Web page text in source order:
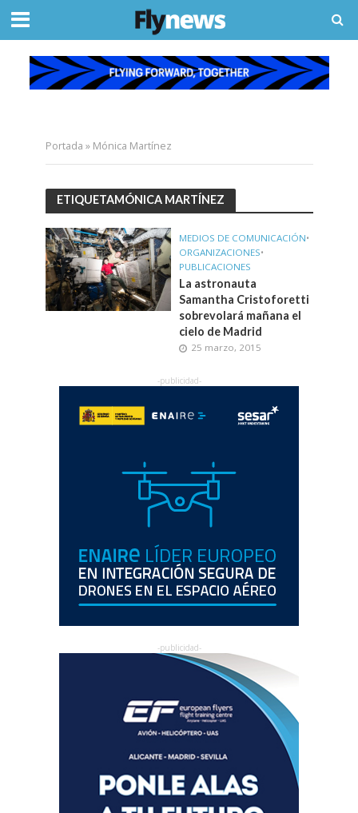
Portada » Mónica Martínez
ETIQUETAMÓNICA MARTÍNEZ
MEDIOS DE COMUNICACIÓN•
ORGANIZACIONES•
PUBLICACIONES
La astronauta
Samantha Cristoforetti
sobrevolará mañana el
cielo de Madrid
25 marzo, 2015